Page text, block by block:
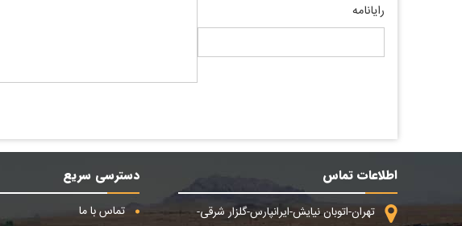
رایانامه
اطلاعات تماس
تهران-اتوبان نیایش-ایرانپارس-گلزار شرقی-
دسترسی سریع
تماس با ما